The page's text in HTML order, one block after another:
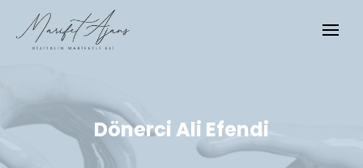
Dönerci Ali Efendi